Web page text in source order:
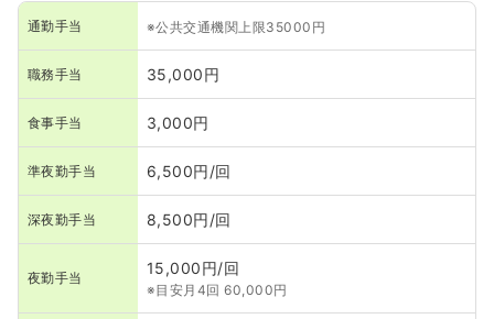
通勤手当 ※公共交通機関上限35000円
職務手当 35,000円
食事手当 3,000円
準夜勤手当 6,500円/回
深夜勤手当 8,500円/回
夜勤手当
15,000円/回
※目安月4回 60,000円